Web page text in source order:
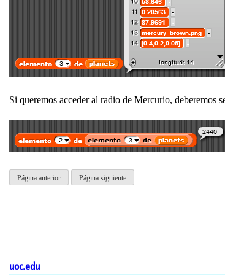
Si queremos acceder al radio de Mercurio, deberemos
Página anterior Página siguiente
uoc.edu